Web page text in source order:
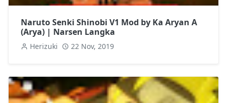
Naruto Senki Shinobi V1 Mod by Ka Aryan A
(Arya) | Narsen Langka
Herizuki 22 Nov, 2019